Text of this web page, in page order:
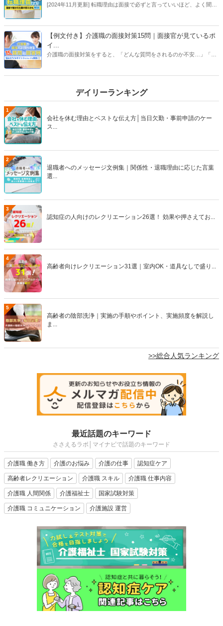
[2024年11月更新] 転職理由は面接で必ずと言っていいほど、よく聞か
担当者にマイナスイメージを与えることもあるので、この記事では介
護の転職時に転職理由をどのように伝えるべきか例文付きで解説しま
す！【執筆者：ささえるラボ編集部】
【例文付き】介護職の面接対策15問｜面接官が見ているポ
イ...
介護職の面接対策をすると、「どんな質問をされるのか不安…」「ど
NG回答例、面接マナーなども徹底解説！【執筆者／専門家：後藤 晴
紀、脇 健仁、伊藤 浩一】
デイリーランキング
1
会社を休む理由とベストな伝え方│当日欠勤・事前申請のケー
ス...
2
退職者へのメッセージ文例集｜関係性・退職理由に応じた言葉
選...
3
認知症の人向けのレクリエーション26選！ 効果や押さえてお...
4
高齢者向けレクリエーション31選｜室内OK・道具なしで盛り...
5
高齢者の陰部洗浄｜実施の手順やポイント、実施頻度を解説し
ま...
>>総合人気ランキング
最近話題のキーワード
ささえるラボ│マイナビで話題のキーワード
介護職 働き方 介護のお悩み 介護の仕事 認知症ケア
高齢者レクリエーション 介護職 スキル 介護職 仕事内容
介護職 人間関係 介護福祉士 国家試験対策
介護職 コミュニケーション 介護施設 運営